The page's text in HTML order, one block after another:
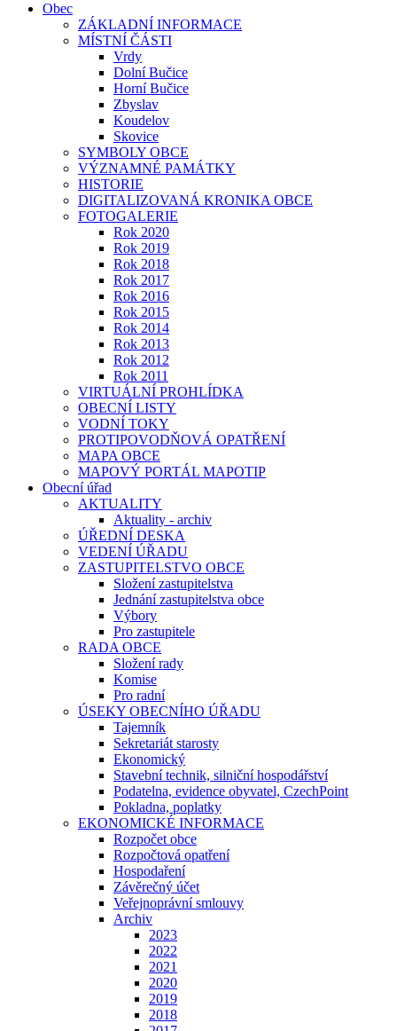
Obec
ZÁKLADNÍ INFORMACE
MÍSTNÍ ČÁSTI
Vrdy
Dolní Bučice
Horní Bučice
Zbyslav
Koudelov
Skovice
SYMBOLY OBCE
VÝZNAMNÉ PAMÁTKY
HISTORIE
DIGITALIZOVANÁ KRONIKA OBCE
FOTOGALERIE
Rok 2020
Rok 2019
Rok 2018
Rok 2017
Rok 2016
Rok 2015
Rok 2014
Rok 2013
Rok 2012
Rok 2011
VIRTUÁLNÍ PROHLÍDKA
OBECNÍ LISTY
VODNÍ TOKY
PROTIPOVODŇOVÁ OPATŘENÍ
MAPA OBCE
MAPOVÝ PORTÁL MAPOTIP
Obecní úřad
AKTUALITY
Aktuality - archiv
ÚŘEDNÍ DESKA
VEDENÍ ÚŘADU
ZASTUPITELSTVO OBCE
Složení zastupitelstva
Jednání zastupitelstva obce
Výbory
Pro zastupitele
RADA OBCE
Složení rady
Komise
Pro radní
ÚSEKY OBECNÍHO ÚŘADU
Tajemník
Sekretariát starosty
Ekonomický
Stavební technik, silniční hospodářství
Podatelna, evidence obyvatel, CzechPoint
Pokladna, poplatky
EKONOMICKÉ INFORMACE
Rozpočet obce
Rozpočtová opatření
Hospodaření
Závěrečný účet
Veřejnoprávní smlouvy
Archiv
2023
2022
2021
2020
2019
2018